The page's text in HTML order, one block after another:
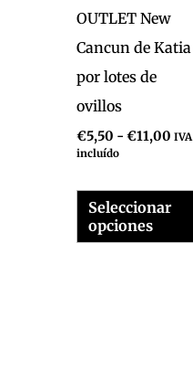
OUTLET New
Cancun de Katia
por lotes de
ovillos
€5,50 - €11,00 IVA
incluído
Seleccionar
opciones